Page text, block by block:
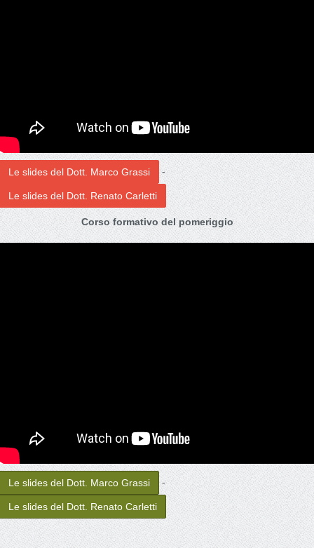
Le slides del Dott. Marco Grassi -
Le slides del Dott. Renato Carletti
Corso formativo del pomeriggio
Le slides del Dott. Marco Grassi -
Le slides del Dott. Renato Carletti